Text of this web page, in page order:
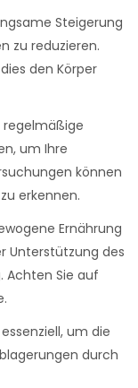
Steigerung
zu reduzieren.
den Körper
regelmäßige
um Ihre
können
erkennen.
Ernährung
Unterstützung des
Achten Sie auf
um die
durch